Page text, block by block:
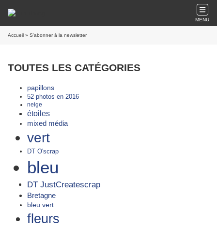
MENU
Accueil » S'abonner à la newsletter
TOUTES LES CATÉGORIES
papillons
52 photos en 2016
neige
étoiles
mixed média
vert
DT O'scrap
bleu
DT JustCreatescrap
Bretagne
bleu vert
fleurs